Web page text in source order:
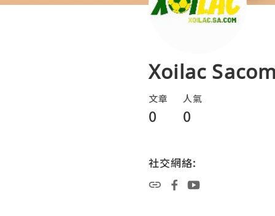
Xoilac
文章
0
人氣
0
社交網絡: